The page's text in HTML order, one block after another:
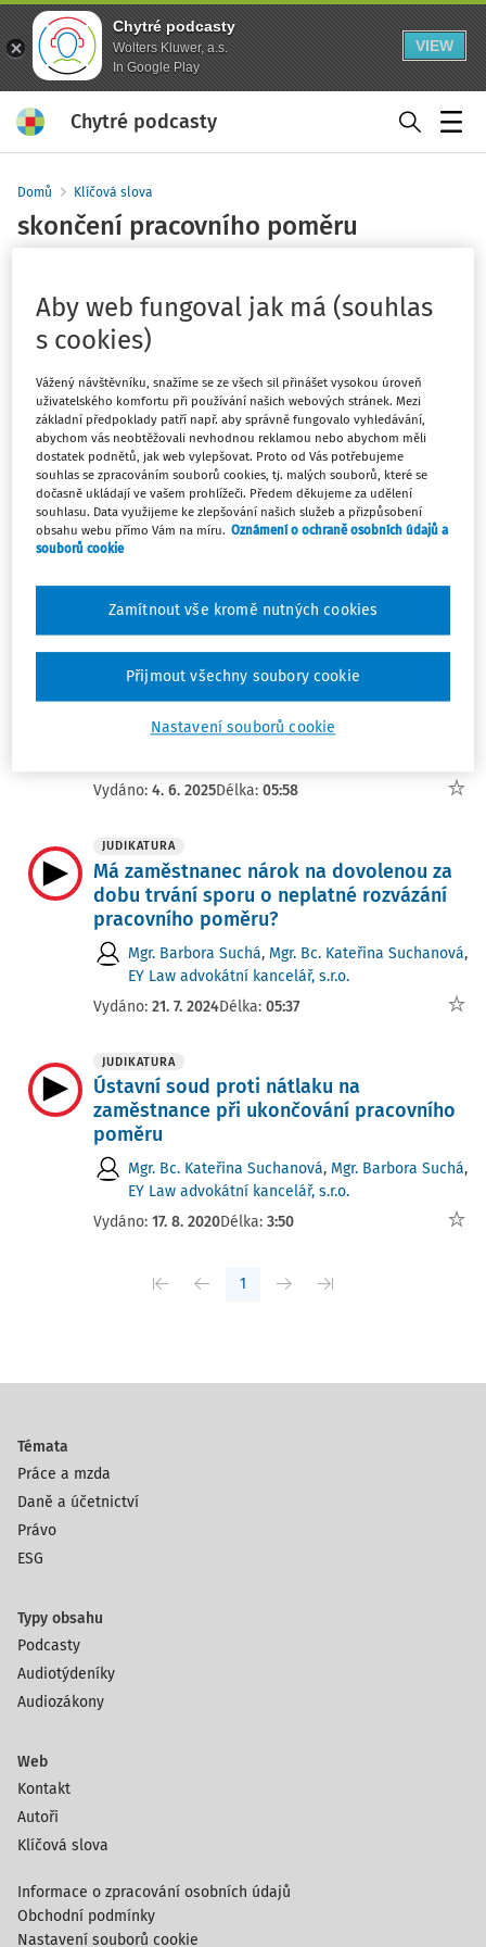
Chytré podcasty
Wolters Kluwer, a.s.
In Google Play
VIEW
Chytré podcasty
Domů Klíčová slova
skončení pracovního poměru
Filtr
Počet vyhledaných dokumentů:4
Řadit podle: Nejnovější Nejstarší
NOVELIZACE
Flexinovela zákoníku práce, díl 7. –
Skončení pracovního poměru ze
zdravotních důvodů
Mgr. Barbora Suchá,ST Legal
Vydáno:4. 9. 2025Délka: 05.30
JUDIKATURA
Opilí učitelé aneb limity alkoholu na
pracovišti
Vydáno: 4. 6. 2025Délka: 05:58
JUDIKATURA
Má zaměstnanec nárok na dovolenou za
dobu trvání sporu o neplatné rozvázání
pracovního poměru?
Mgr. Barbora Suchá, Mgr. Bc. Kateřina Suchanová,
EY Law advokátní kancelář, s.r.o.
Vydáno: 21. 7. 2024Délka: 05:37
JUDIKATURA
Ústavní soud proti nátlaku na
zaměstnance při ukončování pracovního
poměru
Mgr. Bc. Kateřina Suchanová, Mgr. Barbora Suchá,
EY Law advokátní kancelář, s.r.o.
Vydáno: 17. 8. 2020Délka: 3:50
1
Témata
Práce a mzda
Daně a účetnictví
Právo
ESG
Typy obsahu
Podcasty
Audiotýdeníky
Audiozákony
Web
Kontakt
Autoři
Klíčová slova
Informace o zpracování osobních údajů
Obchodní podmínky
Nastavení souborů cookie
Aby web fungoval jak má (souhlas
s cookies)
Vážený návštěvníku, snažíme se ze všech sil přinášet vysokou úroveň
uživatelského komfortu při používání našich webových stránek. Mezi
základní předpoklady patří např. aby správně fungovalo vyhledávání,
abychom vás neobtěžovali nevhodnou reklamou nebo abychom měli
dostatek podnětů, jak web vylepšovat. Proto od Vás potřebujeme
souhlas se zpracováním souborů cookies, tj. malých souborů, které se
dočasně ukládají ve vašem prohlížeči. Předem děkujeme za udělení
souhlasu. Data využijeme ke zlepšování našich služeb a přizpůsobení
obsahu webu přímo Vám na míru. Oznámení o ochraně osobních údajů a
souborů cookie
Nastavení souborů cookie
Zamítnout vše kromě nutných cookies
Přijmout všechny soubory cookie